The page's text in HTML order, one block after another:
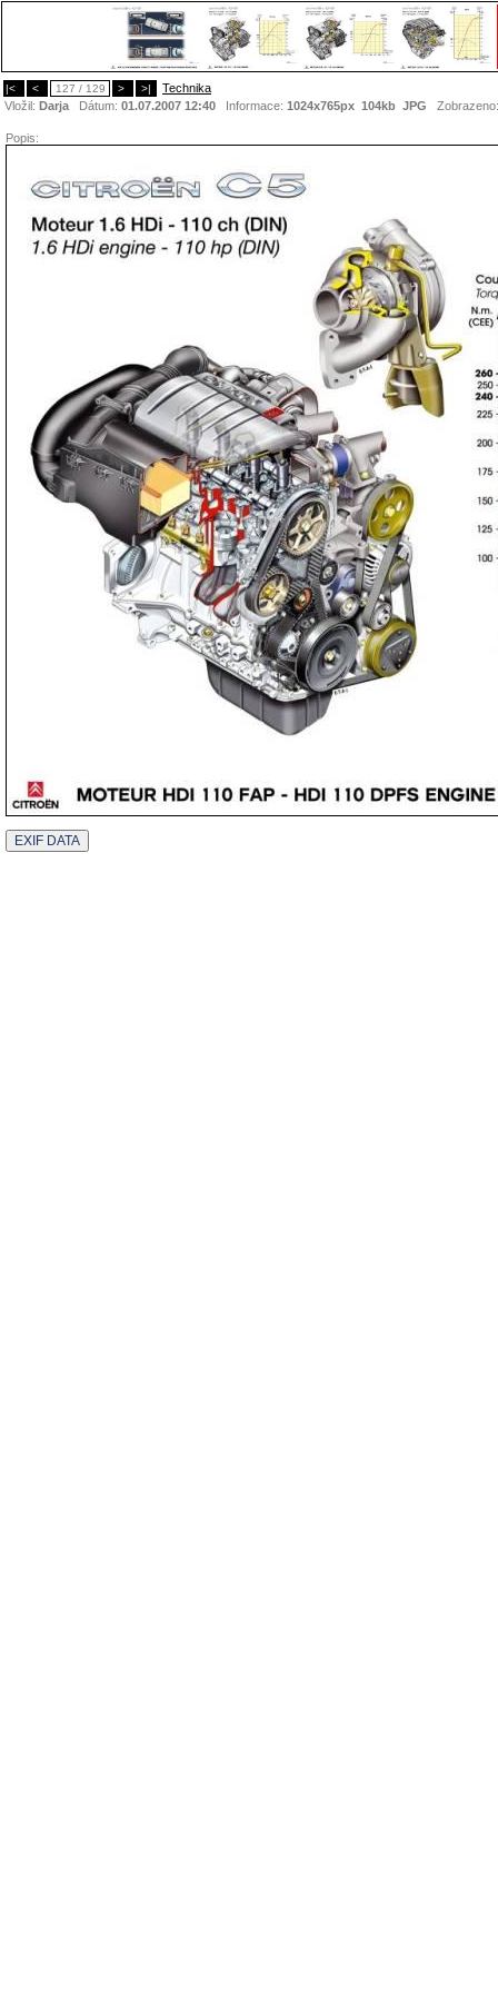
|< < 127 / 129 > >|
Technika
Vložil: Darja Dátum: 01.07.2007 12:40 Informace: 1024x765px 104kb JPG
Popis: